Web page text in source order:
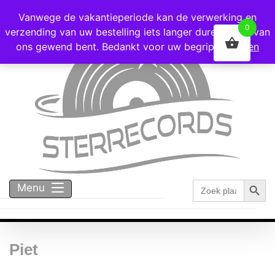
Voor 16:00 besteld = vandaag verzonden!
Menu
Zoek
naar:
Piet
Vanwege de vakantieperiode kan de verwerking en
verzending van uw bestelling iets langer duren dan u van
ons gewend bent. Bedankt voor uw begrip!
Negeren
0